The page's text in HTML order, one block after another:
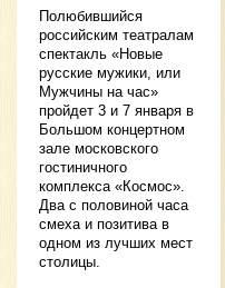
Полюбившийся
российским театралам
спектакль «Новые
русские мужики, или
Мужчины на час»
пройдет 3 и 7 января в
Большом концертном
зале московского
гостиничного
комплекса «Космос».
Два с половиной часа
смеха и позитива в
одном из лучших мест
столицы.